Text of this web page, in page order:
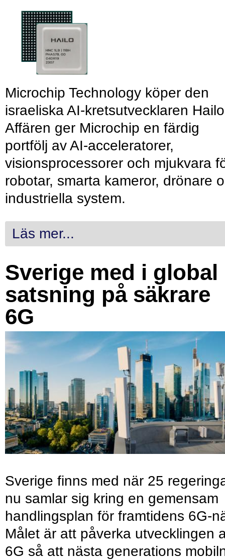
Microchip Technology köper den
israeliska AI-kretsutvecklaren
Affären ger Microchip en färdig
portfölj av AI-acceleratorer,
visionsprocessorer och mjukvara
robotar, smarta kameror, drönare
industriella system.
Läs mer...
Sverige med i global
satsning på säkrare
6G
Sverige finns med när 25
nu samlar sig kring en gemensam
handlingsplan för framtidens 6G-
Målet är att påverka utvecklingen
6G så att nästa generations